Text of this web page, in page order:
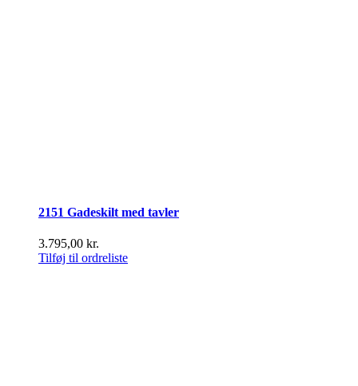
2151 Gadeskilt med tavler
3.795,00 kr.
Tilføj til ordreliste